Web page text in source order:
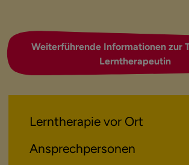
Weiterführende Informationen zur
Lerntherapeutin
Lerntherapie vor Ort
Ansprechpersonen